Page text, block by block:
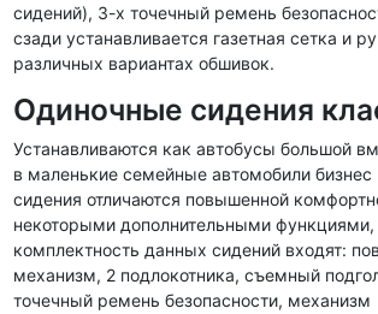
сидений), 3-х точечный ремень
сзади устанавливается газетная сетка и
различных вариантах обшивок.
Одиночные сидения
Устанавливаются как автобусы большой
в маленькие семейные автомобили бизнес
сидения отличаются повышенной
некоторыми дополнительными функциями,
комплектность данных сидений входят:
механизм, 2 подлокотника, съемный
точечный ремень безопасности, механизм